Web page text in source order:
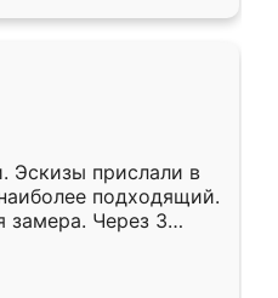
Эскизы прислали в
подходящий.
замера. Через 3
готова. Остались
Ренессанс
работу!